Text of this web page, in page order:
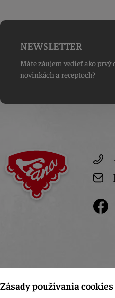
NEWSLETTER
Máte záujem vedieť ako prvý
novinkách a receptoch?
Zásady používania cookies